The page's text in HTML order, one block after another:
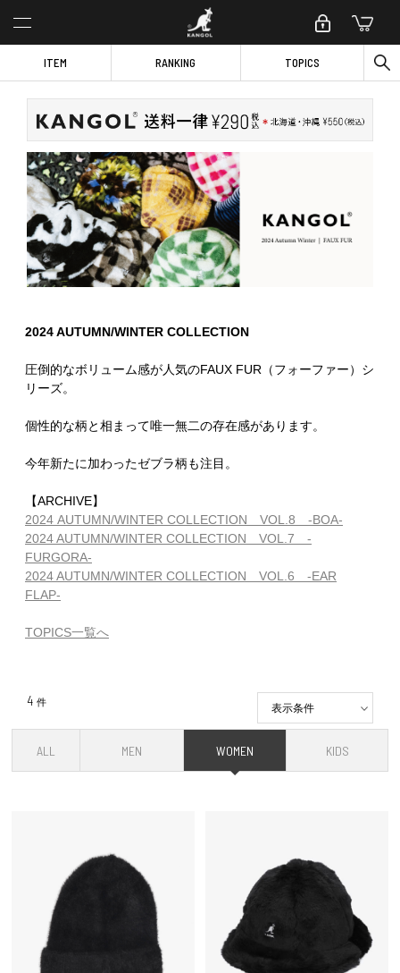
ITEM RANKING TOPICS
2024 AUTUMN/WINTER COLLECTION
圧倒的なボリューム感が人気のFAUX FUR（フォーファー）シ
リーズ。
個性的な柄と相まって唯一無二の存在感があります。
今年新たに加わったゼブラ柄も注目。
【ARCHIVE】
2024 AUTUMN/WINTER COLLECTION VOL.8 -BOA-
2024 AUTUMN/WINTER COLLECTION VOL.7 -
FURGORA-
2024 AUTUMN/WINTER COLLECTION VOL.6 -EAR
FLAP-
TOPICS一覧へ
4 件 表示条件
ALL MEN WOMEN KIDS